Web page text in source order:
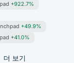
+922.7%
+49.9%
+41.0%
더 보기